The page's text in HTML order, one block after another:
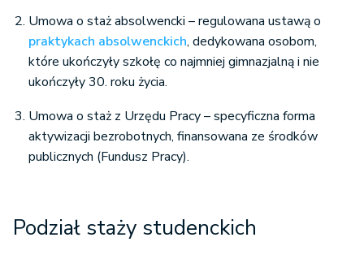
Umowa o staż absolwencki – regulowana ustawą o
praktykach absolwenckich, dedykowana osobom,
które ukończyły szkołę co najmniej gimnazjalną i nie
ukończyły 30. roku życia.
Umowa o staż z Urzędu Pracy – specyficzna forma
aktywizacji bezrobotnych, finansowana ze środków
publicznych (Fundusz Pracy).
Podział staży studenckich